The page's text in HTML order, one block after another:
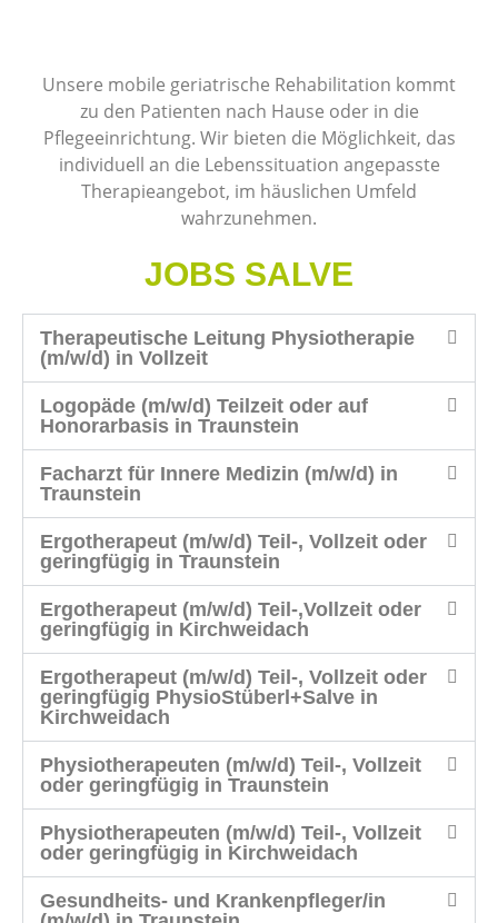
Unsere mobile geriatrische Rehabilitation kommt
zu den Patienten nach Hause oder in die
Pflegeeinrichtung. Wir bieten die Möglichkeit, das
individuell an die Lebenssituation angepasste
Therapieangebot, im häuslichen Umfeld
wahrzunehmen.
JOBS SALVE
Therapeutische Leitung Physiotherapie
(m/w/d) in Vollzeit
Logopäde (m/w/d) Teilzeit oder auf
Honorarbasis in Traunstein
Facharzt für Innere Medizin (m/w/d) in
Traunstein
Ergotherapeut (m/w/d) Teil-, Vollzeit oder
geringfügig in Traunstein
Ergotherapeut (m/w/d) Teil-,Vollzeit oder
geringfügig in Kirchweidach
Ergotherapeut (m/w/d) Teil-, Vollzeit oder
geringfügig PhysioStüberl+Salve in
Kirchweidach
Physiotherapeuten (m/w/d) Teil-, Vollzeit
oder geringfügig in Traunstein
Physiotherapeuten (m/w/d) Teil-, Vollzeit
oder geringfügig in Kirchweidach
Gesundheits- und Krankenpfleger/in